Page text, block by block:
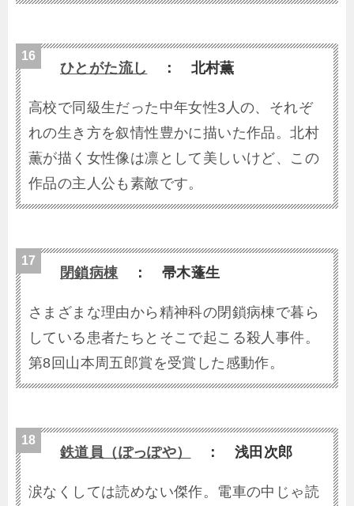
ひとがた流し ： 北村薫
高校で同級生だった中年女性3人の、それぞ
れの生き方を叙情性豊かに描いた作品。北村
薫が描く女性像は凛として美しいけど、この
作品の主人公も素敵です。
閉鎖病棟： 帚木蓬生
さまざまな理由から精神科の閉鎖病棟で暮ら
している患者たちとそこで起こる殺人事件。
第8回山本周五郎賞を受賞した感動作。
鉄道員（ぽっぽや） ： 浅田次郎
涙なくしては読めない傑作。電車の中じゃ読